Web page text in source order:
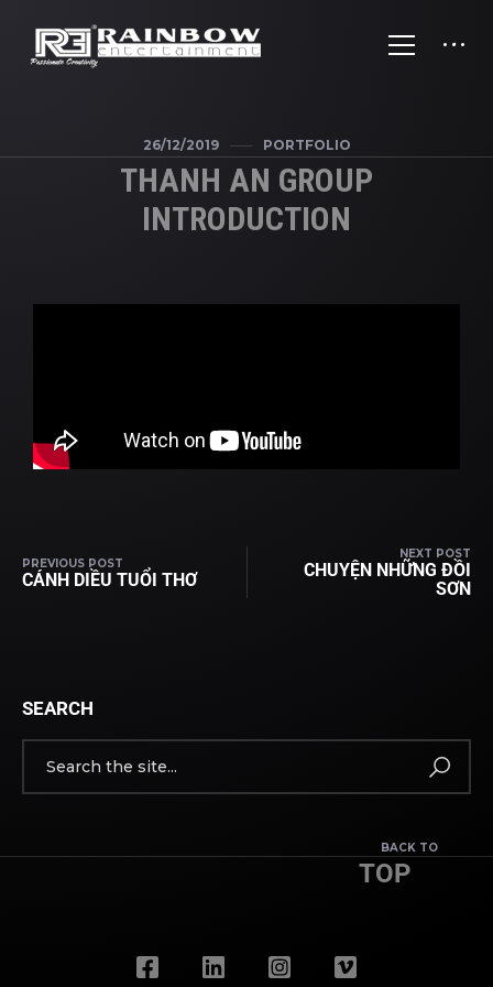
26/12/2019 PORTFOLIO
THANH AN GROUP
INTRODUCTION
PREVIOUS POST
CÁNH DIỀU TUỔI THƠ
NEXT POST
CHUYỆN NHỮNG ĐỒI
SƠN
SEARCH
BACK TO
TOP